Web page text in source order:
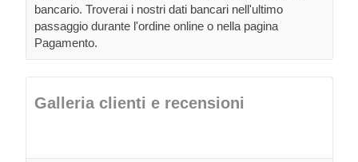
bancario. Troverai i nostri dati bancari nell'ultimo
passaggio durante l'ordine online o nella pagina
Pagamento.
Galleria clienti e recensioni